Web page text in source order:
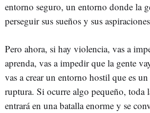
entorno seguro, un entorno donde la
perseguir sus sueños y sus
Pero ahora, si hay violencia, vas a
aprenda, vas a impedir que la gente
vas a crear un entorno hostil que es
ruptura. Si ocurre algo pequeño, toda
entrará en una batalla enorme y se